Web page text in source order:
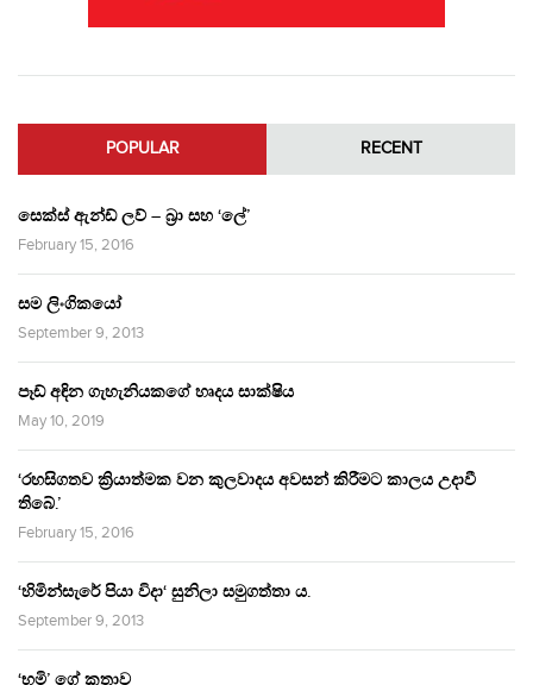
POPULAR RECENT
සෙක්ස් ඇන්ඩ් ලව් – බ්‍රා සහ ‘ලේ’
February 15, 2016
සම ලිංගිකයෝ
September 9, 2013
පෑඩ් අඳින ගැහැනියකගේ හෘදය සාක්ෂිය
May 10, 2019
‘රහසිගතව ක්‍රියාත්මක වන කුලවාදය අවසන් කිරීමට කාලය උදාවී
තිබේ.’
February 15, 2016
‘හිමින්සැරේ පියා විදා‘ සුනිලා සමුගත්තා ය.
September 9, 2013
‘භූමි’ ගේ කතාව